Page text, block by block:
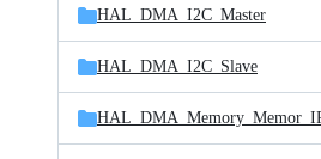
HAL_DMA_I2C_Master
HAL_DMA_I2C_Slave